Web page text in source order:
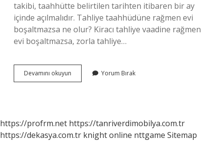
takibi, taahhütte belirtilen tarihten itibaren bir ay
içinde açılmalıdır. Tahliye taahhüdüne rağmen evi
boşaltmazsa ne olur? Kiracı tahliye vaadine rağmen
evi boşaltmazsa, zorla tahliye…
Devamını okuyun
Tahliye
Yorum Bırak
https://profrm.net https://tanriverdimobilya.com.tr
https://dekasya.com.tr knight online nttgame Sitemap